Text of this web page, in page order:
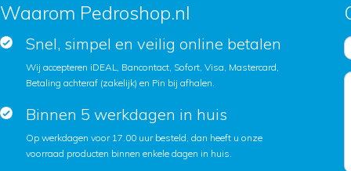
Waarom Pedroshop.nl
Snel, simpel en veilig online betalen
Wij accepteren iDEAL, Bancontact, Sofort, Visa, Mastercard,
Betaling achteraf (zakelijk) en Pin bij afhalen.
Binnen 5 werkdagen in huis
Op werkdagen voor 17.00 uur besteld, dan heeft u onze
voorraad producten binnen enkele dagen in huis.